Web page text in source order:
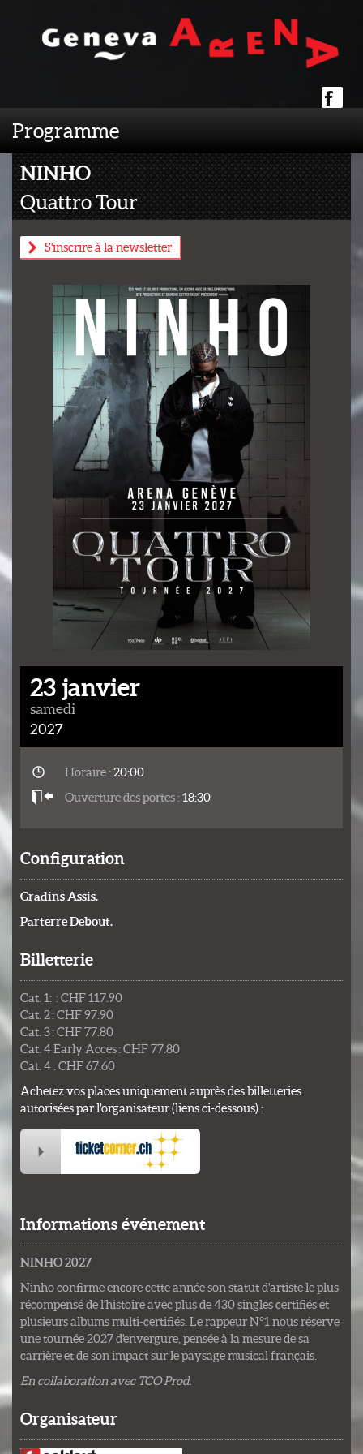
Programme
NINHO
Quattro Tour
S'inscrire à la newsletter
23 janvier
samedi
2027
Horaire :20:00
Ouverture des portes :18:30
Configuration
Gradins Assis.
Parterre Debout.
Billetterie
Cat. 1: : CHF 117.90
Cat. 2 : CHF 97.90
Cat. 3 : CHF 77.80
Cat. 4 Early Acces : CHF 77.80
Cat. 4 : CHF 67.60
Achetez vos places uniquement auprès des billetteries
autorisées par l’organisateur (liens ci-dessous) :
Informations événement
NINHO 2027
Ninho confirme encore cette année son statut d'artiste le plus
récompensé de l'histoire avec plus de 430 singles certifiés et
plusieurs albums multi-certifiés. Le rappeur N°1 nous réserve
une tournée 2027 d'envergure, pensée à la mesure de sa
carrière et de son impact sur le paysage musical français.
En collaboration avec TCO Prod.
Organisateur